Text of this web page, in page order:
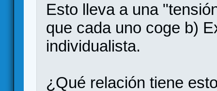
Esto lleva a una
que cada uno coge b)
individualista.
¿Qué relación tiene